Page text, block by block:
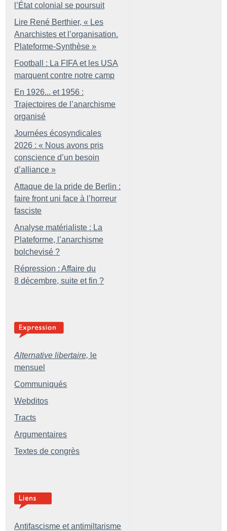
l’État colonial se poursuit
Lire René Berthier, « Les
Anarchistes et l’organisation.
Plateforme-Synthèse »
Football : La FIFA et les USA
marquent contre notre camp
En 1926... et 1956 :
Trajectoires de l’anarchisme
organisé
Journées écosyndicales
2026 : « Nous avons pris
conscience d’un besoin
d’alliance »
Attaque de la pride de Berlin :
faire front uni face à l’horreur
fasciste
Analyse matérialiste : La
Plateforme, l’anarchisme
bolchevisé ?
Répression : Affaire du
8 décembre, suite et fin ?
Alternative libertaire, le
mensuel
Communiqués
Webditos
Tracts
Argumentaires
Textes de congrès
Antifascisme et antimiltarisme